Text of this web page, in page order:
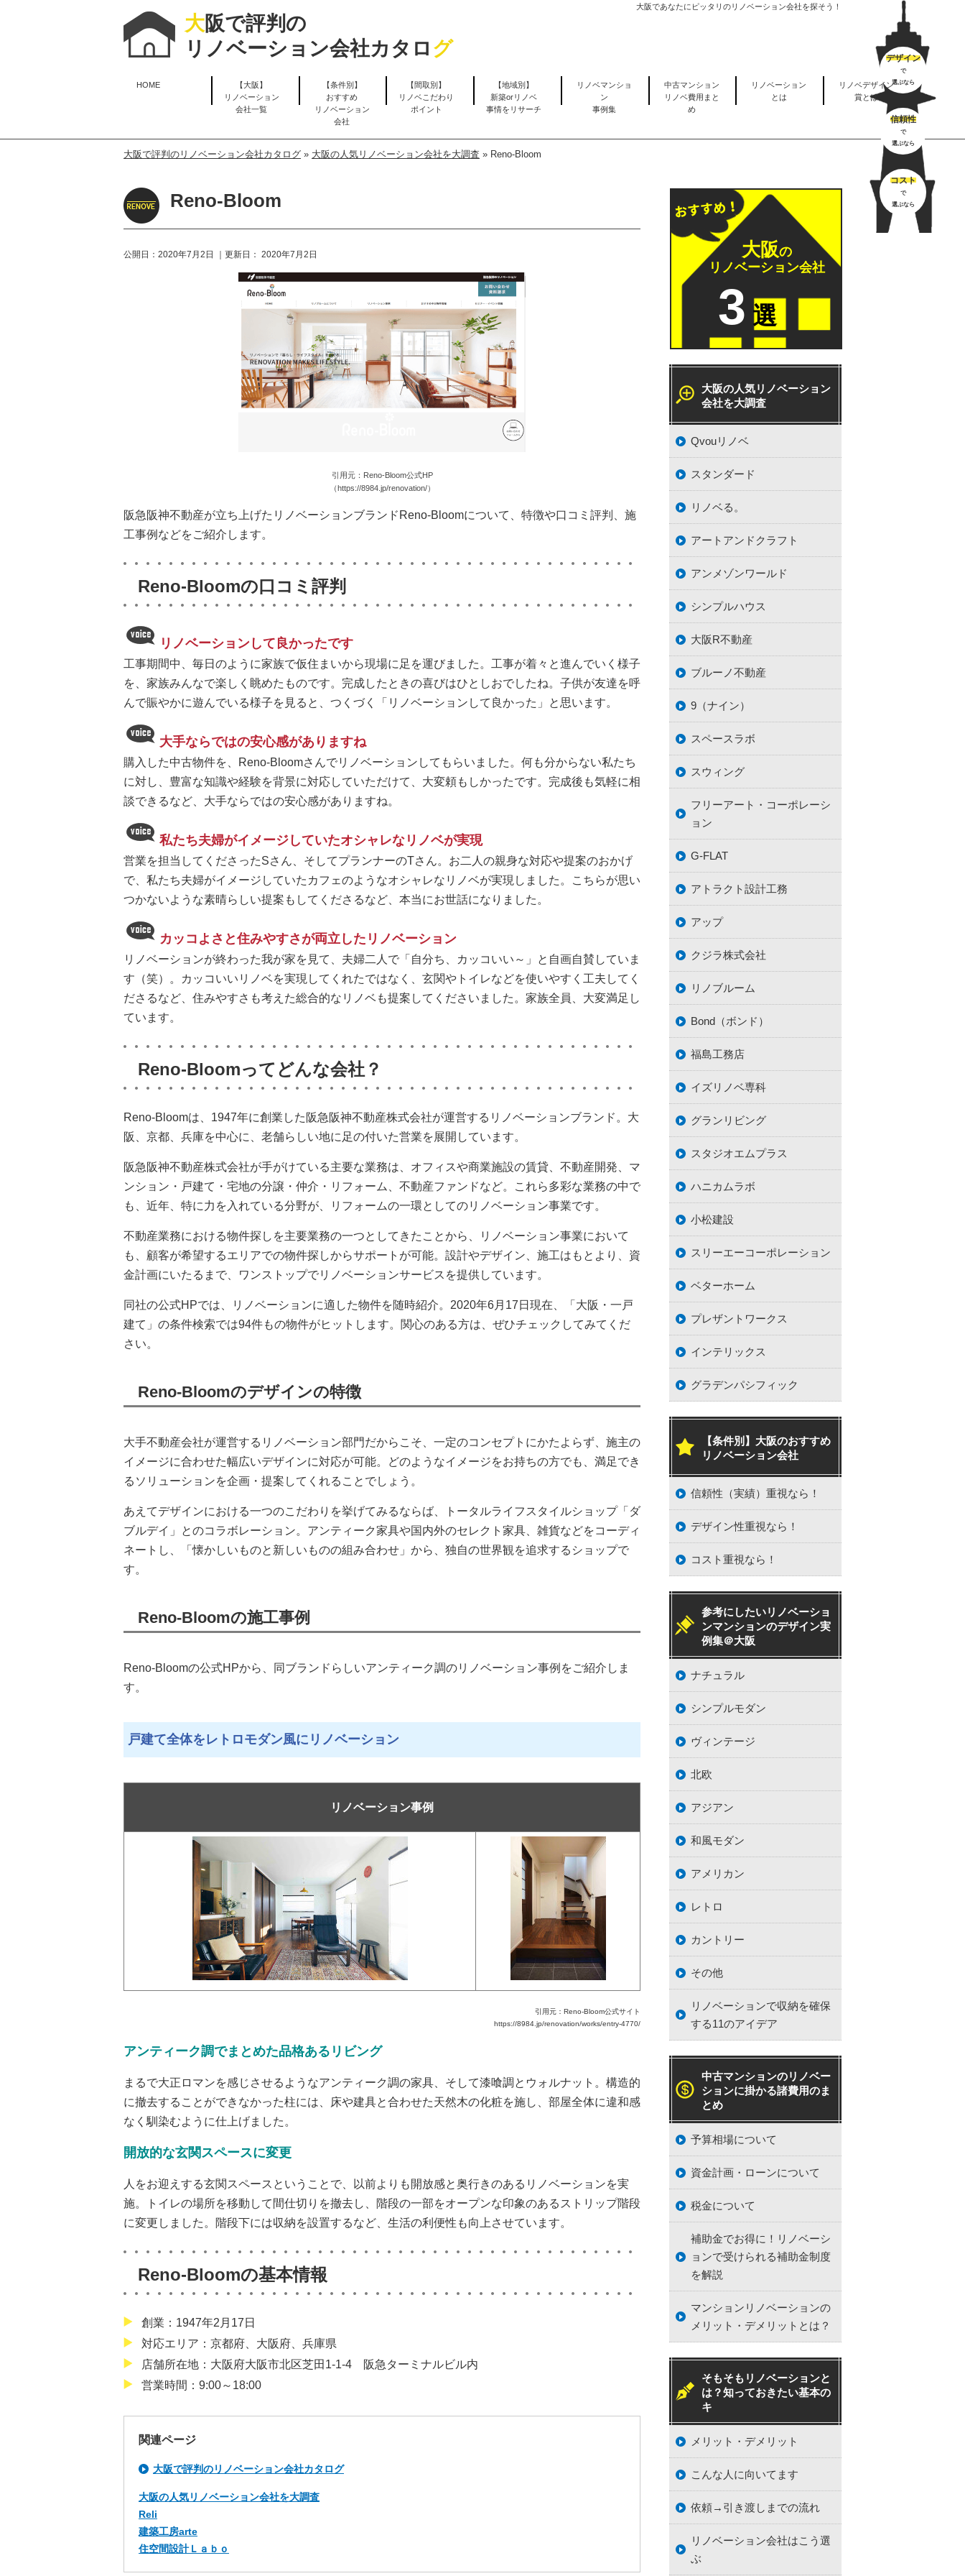
大阪で評判の
リノベーション会社カタロ グ
大阪であなたにピッタリのリノベーション会社を探そう！
HOME
【大阪】
リノベーション
会社一覧
【条件別】
おすすめ
リノベーション
会社
【間取別】
リノベこだわり
ポイント
【地域別】
新築orリノベ
事情をリサーチ
リノベマンショ
ン
事例集
中古マンション
リノベ費用まと
め
リノベーション
とは
リノベデザイン
賞とは
デザイン
で
選ぶなら
信頼性
で
選ぶなら
コスト
で
選ぶなら
大阪で評判のリノベーション会社カタログ » 大阪の人気リノベーション会社を大調査 » Reno-Bloom
Reno-Bloom
公開日： 2020年7月2日 ｜更新日： 2020年7月2日
引用元：Reno-Bloom公式HP
（https://8984.jp/renovation/）
阪急阪神不動産が立ち上げたリノベーションブランドReno-Bloomについて、特徴や口コミ評判、施
工事例などをご紹介します。
Reno-Bloomの口コミ評判
リノベーションして良かったです
工事期間中、毎日のように家族で仮住まいから現場に足を運びました。工事が着々と進んでいく様子
を、家族みんなで楽しく眺めたものです。完成したときの喜びはひとしおでしたね。子供が友達を呼
んで賑やかに遊んでいる様子を見ると、つくづく「リノベーションして良かった」と思います。
大手ならではの安心感がありますね
購入した中古物件を、Reno-Bloomさんでリノベーションしてもらいました。何も分からない私たち
に対し、豊富な知識や経験を背景に対応していただけて、大変頼もしかったです。完成後も気軽に相
談できるなど、大手ならではの安心感がありますね。
私たち夫婦がイメージしていたオシャレなリノベが実現
営業を担当してくださったSさん、そしてプランナーのTさん。お二人の親身な対応や提案のおかげ
で、私たち夫婦がイメージしていたカフェのようなオシャレなリノベが実現しました。こちらが思い
つかないような素晴らしい提案もしてくださるなど、本当にお世話になりました。
カッコよさと住みやすさが両立したリノベーション
リノベーションが終わった我が家を見て、夫婦二人で「自分ち、カッコいい～」と自画自賛していま
す（笑）。カッコいいリノベを実現してくれたではなく、玄関やトイレなどを使いやすく工夫してく
ださるなど、住みやすさも考えた総合的なリノベも提案してくださいました。家族全員、大変満足し
ています。
Reno-Bloomってどんな会社？
Reno-Bloomは、1947年に創業した阪急阪神不動産株式会社が運営するリノベーションブランド。大
阪、京都、兵庫を中心に、老舗らしい地に足の付いた営業を展開しています。
阪急阪神不動産株式会社が手がけている主要な業務は、オフィスや商業施設の賃貸、不動産開発、マ
ンション・戸建て・宅地の分譲・仲介・リフォーム、不動産ファンドなど。これら多彩な業務の中で
も、近年、特に力を入れている分野が、リフォームの一環としてのリノベーション事業です。
不動産業務における物件探しを主要業務の一つとしてきたことから、リノベーション事業において
も、顧客が希望するエリアでの物件探しからサポートが可能。設計やデザイン、施工はもとより、資
金計画にいたるまで、ワンストップでリノベーションサービスを提供しています。
同社の公式HPでは、リノベーションに適した物件を随時紹介。2020年6月17日現在、「大阪・一戸
建て」の条件検索では94件もの物件がヒットします。関心のある方は、ぜひチェックしてみてくだ
さい。
Reno-Bloomのデザインの特徴
大手不動産会社が運営するリノベーション部門だからこそ、一定のコンセプトにかたよらず、施主の
イメージに合わせた幅広いデザインに対応が可能。どのようなイメージをお持ちの方でも、満足でき
るソリューションを企画・提案してくれることでしょう。
あえてデザインにおける一つのこだわりを挙げてみるならば、トータルライフスタイルショップ「ダ
ブルデイ」とのコラボレーション。アンティーク家具や国内外のセレクト家具、雑貨などをコーディ
ネートし、「懐かしいものと新しいものの組み合わせ」から、独自の世界観を追求するショップで
す。
Reno-Bloomの施工事例
Reno-Bloomの公式HPから、同ブランドらしいアンティーク調のリノベーション事例をご紹介しま
す。
戸建て全体をレトロモダン風にリノベーション
リノベーション事例
引用元：Reno-Bloom公式サイト
https://8984.jp/renovation/works/entry-4770/
アンティーク調でまとめた品格あるリビング
まるで大正ロマンを感じさせるようなアンティーク調の家具、そして漆喰調とウォルナット。構造的
に撤去することができなかった柱には、床や建具と合わせた天然木の化粧を施し、部屋全体に違和感
なく馴染むように仕上げました。
開放的な玄関スペースに変更
人をお迎えする玄関スペースということで、以前よりも開放感と奥行きのあるリノベーションを実
施。トイレの場所を移動して間仕切りを撤去し、階段の一部をオープンな印象のあるストリップ階段
に変更しました。階段下には収納を設置するなど、生活の利便性も向上させています。
Reno-Bloomの基本情報
創業：1947年2月17日
対応エリア：京都府、大阪府、兵庫県
店舗所在地：大阪府大阪市北区芝田1-1-4 阪急ターミナルビル内
営業時間：9:00～18:00
関連ページ
大阪で評判のリノベーション会社カタログ
大阪の人気リノベーション会社を大調査
Reli
建築工房arte
住空間設計Ｌａｂｏ
大阪の
リノベーション会社
3 選
大阪の人気リノベーション
会社を大調査
Qvouリノベ
スタンダード
リノベる。
アートアンドクラフト
アンメゾンワールド
シンプルハウス
大阪R不動産
ブルーノ不動産
9（ナイン）
スペースラボ
スウィング
フリーアート・コーポレーシ
ョン
G-FLAT
アトラクト設計工務
アップ
クジラ株式会社
リノブルーム
Bond（ボンド）
福島工務店
イズリノベ専科
グランリビング
スタジオエムプラス
ハニカムラボ
小松建設
スリーエーコーポレーション
ベターホーム
プレザントワークス
インテリックス
グラデンパシフィック
【条件別】大阪のおすすめ
リノベーション会社
信頼性（実績）重視なら！
デザイン性重視なら！
コスト重視なら！
参考にしたいリノベーショ
ンマンションのデザイン実
例集＠大阪
ナチュラル
シンプルモダン
ヴィンテージ
北欧
アジアン
和風モダン
アメリカン
レトロ
カントリー
その他
リノベーションで収納を確保
する11のアイデア
中古マンションのリノベー
ションに掛かる諸費用のま
とめ
予算相場について
資金計画・ローンについて
税金について
補助金でお得に！リノベーシ
ョンで受けられる補助金制度
を解説
マンションリノベーションの
メリット・デメリットとは？
そもそもリノベーションと
は？知っておきたい基本の
キ
メリット・デメリット
こんな人に向いてます
依頼→引き渡しまでの流れ
リノベーション会社はこう選
ぶ